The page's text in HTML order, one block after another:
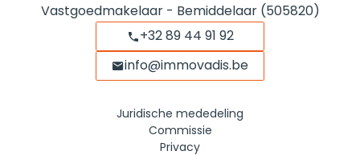
Vastgoedmakelaar - Bemiddelaar (505820)
+32 89 44 91 92
info@immovadis.be
Juridische mededeling
Commissie
Privacy